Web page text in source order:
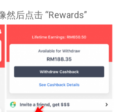
然后点击 “Rewards”